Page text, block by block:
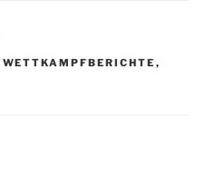
WETTKAMPFBERICHTE ,